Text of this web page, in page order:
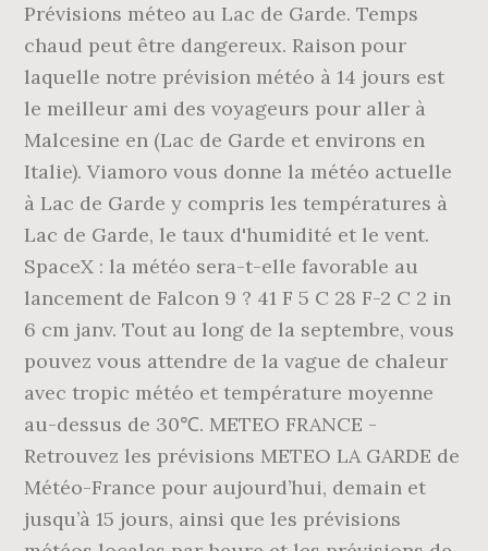
Prévisions méteo au Lac de Garde. Temps
chaud peut être dangereux. Raison pour
laquelle notre prévision météo à 14 jours est
le meilleur ami des voyageurs pour aller à
Malcesine en (Lac de Garde et environs en
Italie). Viamoro vous donne la météo actuelle
à Lac de Garde y compris les températures à
Lac de Garde, le taux d'humidité et le vent.
SpaceX : la météo sera-t-elle favorable au
lancement de Falcon 9 ? 41 F 5 C 28 F-2 C 2 in
6 cm janv. Tout au long de la septembre, vous
pouvez vous attendre de la vague de chaleur
avec tropic météo et température moyenne
au-dessus de 30℃. METEO FRANCE -
Retrouvez les prévisions METEO LA GARDE de
Météo-France pour aujourd’hui, demain et
jusqu’à 15 jours, ainsi que les prévisions